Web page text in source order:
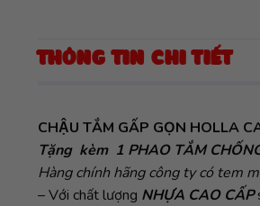
THÔNG TIN CHI TIẾT
CHẬU TẮM GẤP GỌN HOLLA
Tặng kèm 1 PHAO TẮM
Hàng chính hãng công ty có tem
– Với chất lượng NHỰA CAO CẤP